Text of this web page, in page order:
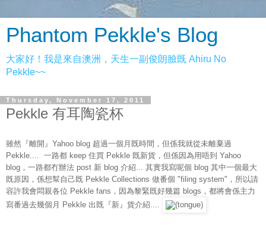
Phantom Pekkle's Blog
大家好！我是來自澳洲，天生一副俊朗臉既 Ahiru No
Pekkle~~
Thursday, November 17, 2011
Pekkle 有耳陶瓷杯
雖然『離開』Yahoo blog 超過一個月既時間，但係我就從未離棄過
Pekkle.... 一路都 keep 住買 Pekkle 既新貨，但係因為用唔到 Yahoo
blog，一路都冇辦法 post 新 blog 介紹... 其實我寫呢個 blog 其中一個最大
既原因，係想幫自己既 Pekkle Collections 做番個 "filing system"，所以請
容許我會悶親各位 Pekkle fans，因為黎緊既好幾篇 blogs，都將會係主力
寫番過去幾個月 Pekkle 出既『新』貨介紹....